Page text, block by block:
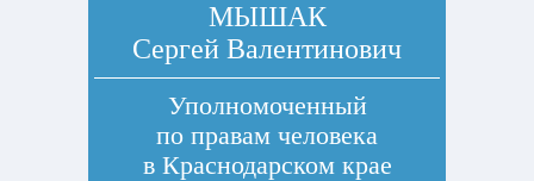
МЫШАК
Сергей Валентинович
Уполномоченный
по правам человека
в Краснодарском крае